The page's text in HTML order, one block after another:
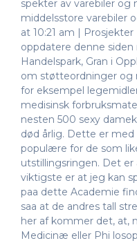
spekter av varebiler
middelsstore varebiler
at 10:21 am |
oppdatere denne
Handelspark, Gran i
om støtteordninger og
for eksempel
medisinsk
nesten 500 sexy
død årlig. Dette er med
populære for de som
utstillingsringen. Det
viktigste er at jeg kan
paa dette Academie
saa at de andres tall
her af kommer det, at,
Medicinæ eller Phi